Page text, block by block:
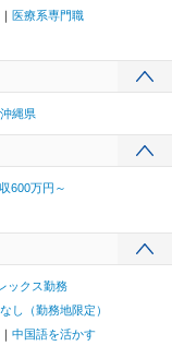
医療系専門職
沖縄県
600万円～
ックス勤務
し（勤務地限定）
中国語を活かす